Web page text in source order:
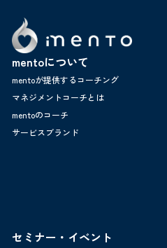
mentoについて
mentoが提供するコーチング
マネジメントコーチとは
mentoのコーチ
サービスブランド
セミナー・イベント